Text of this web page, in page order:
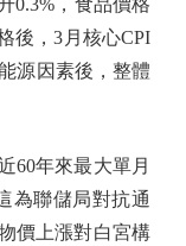
後，3月核心CPI
源因素後，整體
年來最大單月
為聯儲局對抗通
價上漲對白宮構